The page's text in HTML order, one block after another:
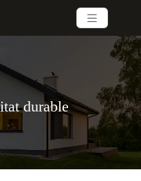
durable